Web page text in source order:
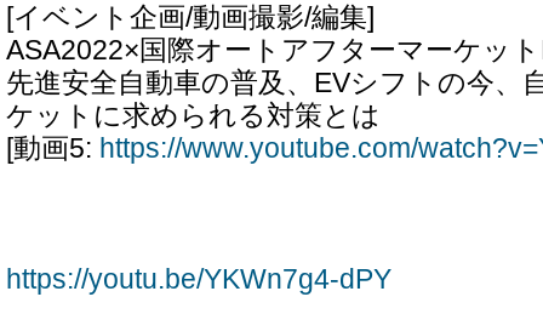
[イベント企画/動画撮影/編集]
ASA2022×国際オートアフターマーケッ
先進安全自動車の普及、EVシフトの今、
ケットに求められる対策とは
[動画5: https://www.youtube.com/
https://youtu.be/YKWn7g4-dPY